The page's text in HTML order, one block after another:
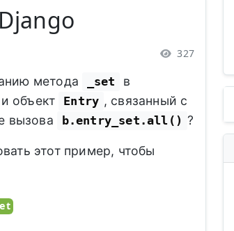
327
метода _set в
и объект Entry , связанный с
вызова b.entry_set.all() ?
этот пример, чтобы